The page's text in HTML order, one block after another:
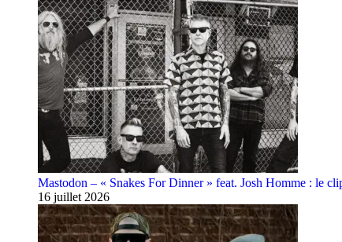
Mastodon – « Snakes For Dinner » feat. Josh Homme : le
16 juillet 2026